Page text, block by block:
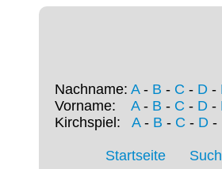
Nachname: A- B - C - D -
Vorname: A- B - C - D -
Kirchspiel: A- B - C - D-
Startseite